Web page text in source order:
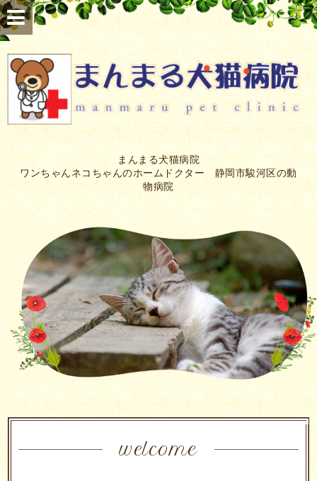
まんまる犬猫病院
ワンちゃんネコちゃんのホームドクター 静岡市駿河区の動
物病院
welcome